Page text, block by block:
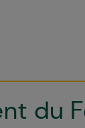
du